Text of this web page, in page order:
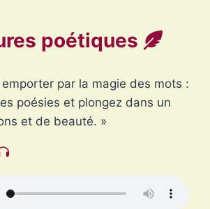
poétiques
par la magie des mots :
poésies et plongez dans un
et de beauté. »